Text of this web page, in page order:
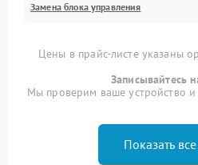
Замена блока управления
Цены в прайс-листе указаны
Записывайтесь
Мы проверим ваше устройство
Показать все